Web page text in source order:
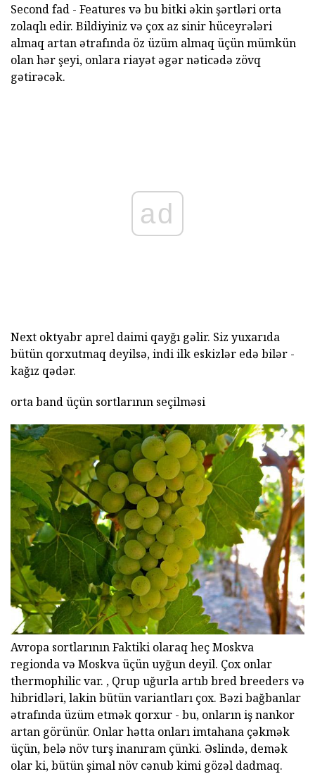
Second fad - Features və bu bitki əkin şərtləri orta
zolaqlı edir. Bildiyiniz və çox az sinir hüceyrələri
almaq artan ətrafında öz üzüm almaq üçün mümkün
olan hər şeyi, onlara riayət əgər nəticədə zövq
gətirəcək.
ad
Next oktyabr aprel daimi qayğı gəlir. Siz yuxarıda
bütün qorxutmaq deyilsə, indi ilk eskizlər edə bilər -
kağız qədər.
orta band üçün sortlarının seçilməsi
Avropa sortlarının Faktiki olaraq heç Moskva
regionda və Moskva üçün uyğun deyil. Çox onlar
thermophilic var. , Qrup uğurla artıb bred breeders və
hibridləri, lakin bütün variantları çox. Bəzi bağbanlar
ətrafında üzüm etmək qorxur - bu, onların iş nankor
artan görünür. Onlar hətta onları imtahana çəkmək
üçün, belə növ turş inanıram çünki. Əslində, demək
olar ki, bütün şimal növ cənub kimi gözəl dadmaq.